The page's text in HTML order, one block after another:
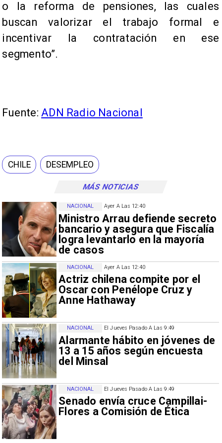
MÁS NOTICIAS
Ayer A Las 12:40
Ministro Arrau defiende secreto
bancario y asegura que Fiscalía
logra levantarlo en la mayoría
de casos
NACIONAL
Ayer A Las 12:40
Actriz chilena compite por el
Oscar con Penélope Cruz y
Anne Hathaway
NACIONAL
El Jueves Pasado A Las 9:49
Alarmante hábito en jóvenes de
13 a 15 años según encuesta
del Minsal
NACIONAL
El Jueves Pasado A Las 9:49
Senado envía cruce Campillai-
Flores a Comisión de Ética
NACIONAL
o la reforma de pensiones, las cuales
buscan valorizar el trabajo formal e
incentivar la contratación en ese
segmento”.
Fuente: ADN Radio Nacional
CHILE DESEMPLEO